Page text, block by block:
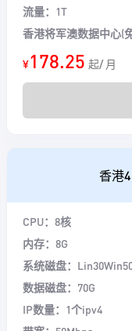
流量：1T
香港将军澳数据中心(
¥178.25 起/ 月
香港
CPU：8核
内存：8G
系统磁盘：
数据磁盘：70G
IP数量：1个ipv4